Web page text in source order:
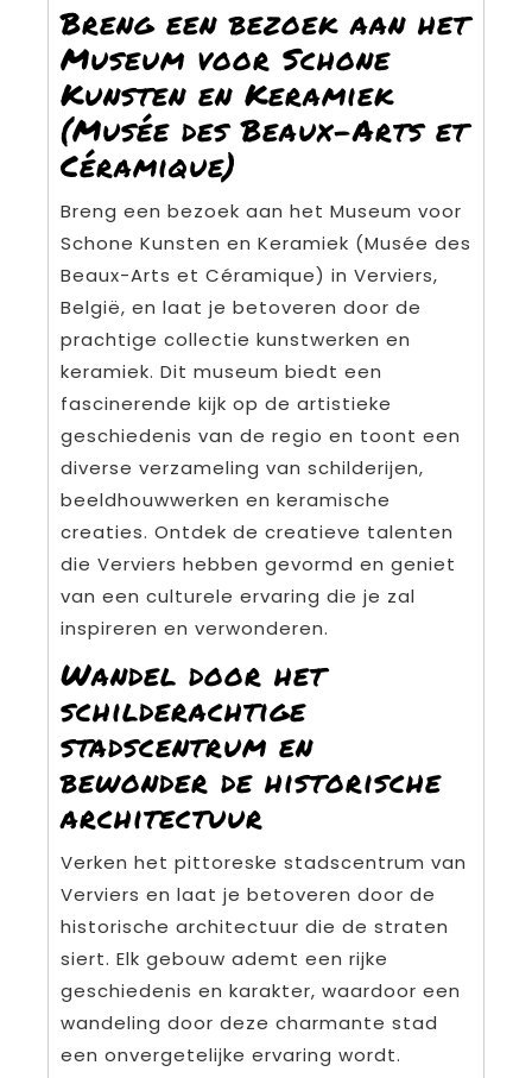
Breng een bezoek aan het
Museum voor Schone
Kunsten en Keramiek
(Musée des Beaux-Arts et
Céramique)
Breng een bezoek aan het Museum voor
Schone Kunsten en Keramiek (Musée des
Beaux-Arts et Céramique) in Verviers,
België, en laat je betoveren door de
prachtige collectie kunstwerken en
keramiek. Dit museum biedt een
fascinerende kijk op de artistieke
geschiedenis van de regio en toont een
diverse verzameling van schilderijen,
beeldhouwwerken en keramische
creaties. Ontdek de creatieve talenten
die Verviers hebben gevormd en geniet
van een culturele ervaring die je zal
inspireren en verwonderen.
Wandel door het
schilderachtige
stadscentrum en
bewonder de historische
architectuur
Verken het pittoreske stadscentrum van
Verviers en laat je betoveren door de
historische architectuur die de straten
siert. Elk gebouw ademt een rijke
geschiedenis en karakter, waardoor een
wandeling door deze charmante stad
een onvergetelijke ervaring wordt.